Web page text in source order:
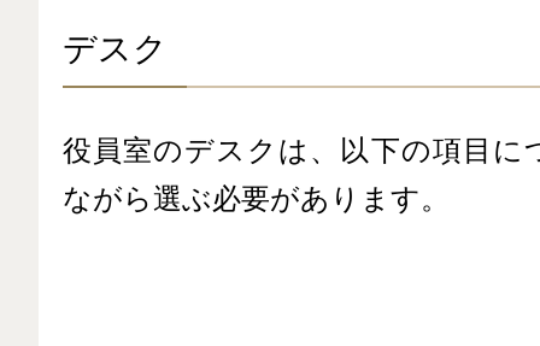
デスク
役員室のデスクは、以下の項目に
ながら選ぶ必要があります。